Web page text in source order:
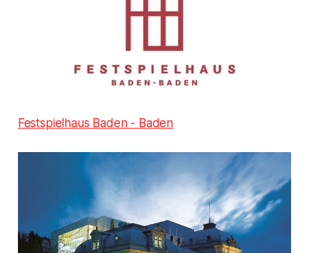
Festspielhaus Baden - Baden